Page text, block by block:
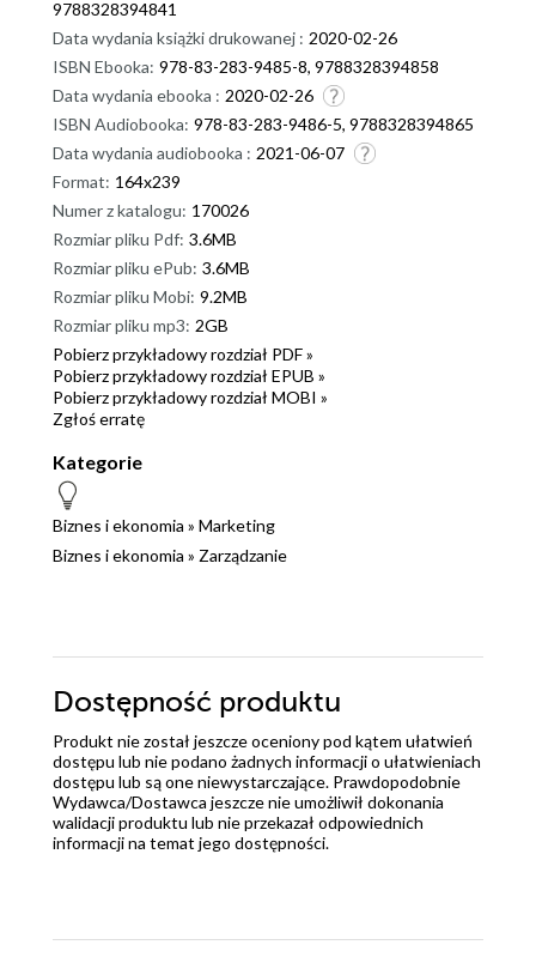
9788328394841
Data wydania książki drukowanej : 2020-02-26
ISBN Ebooka: 978-83-283-9485-8, 9788328394858
Data wydania ebooka : 2020-02-26
ISBN Audiobooka: 978-83-283-9486-5, 9788328394865
Data wydania audiobooka : 2021-06-07
Format: 164x239
Numer z katalogu: 170026
Rozmiar pliku Pdf: 3.6MB
Rozmiar pliku ePub: 3.6MB
Rozmiar pliku Mobi: 9.2MB
Rozmiar pliku mp3: 2GB
Pobierz przykładowy rozdział PDF »
Pobierz przykładowy rozdział EPUB »
Pobierz przykładowy rozdział MOBI »
Zgłoś erratę
Kategorie
Biznes i ekonomia » Marketing
Biznes i ekonomia » Zarządzanie
Dostępność produktu
Produkt nie został jeszcze oceniony pod kątem ułatwień
dostępu lub nie podano żadnych informacji o ułatwieniach
dostępu lub są one niewystarczające. Prawdopodobnie
Wydawca/Dostawca jeszcze nie umożliwił dokonania
walidacji produktu lub nie przekazał odpowiednich
informacji na temat jego dostępności.